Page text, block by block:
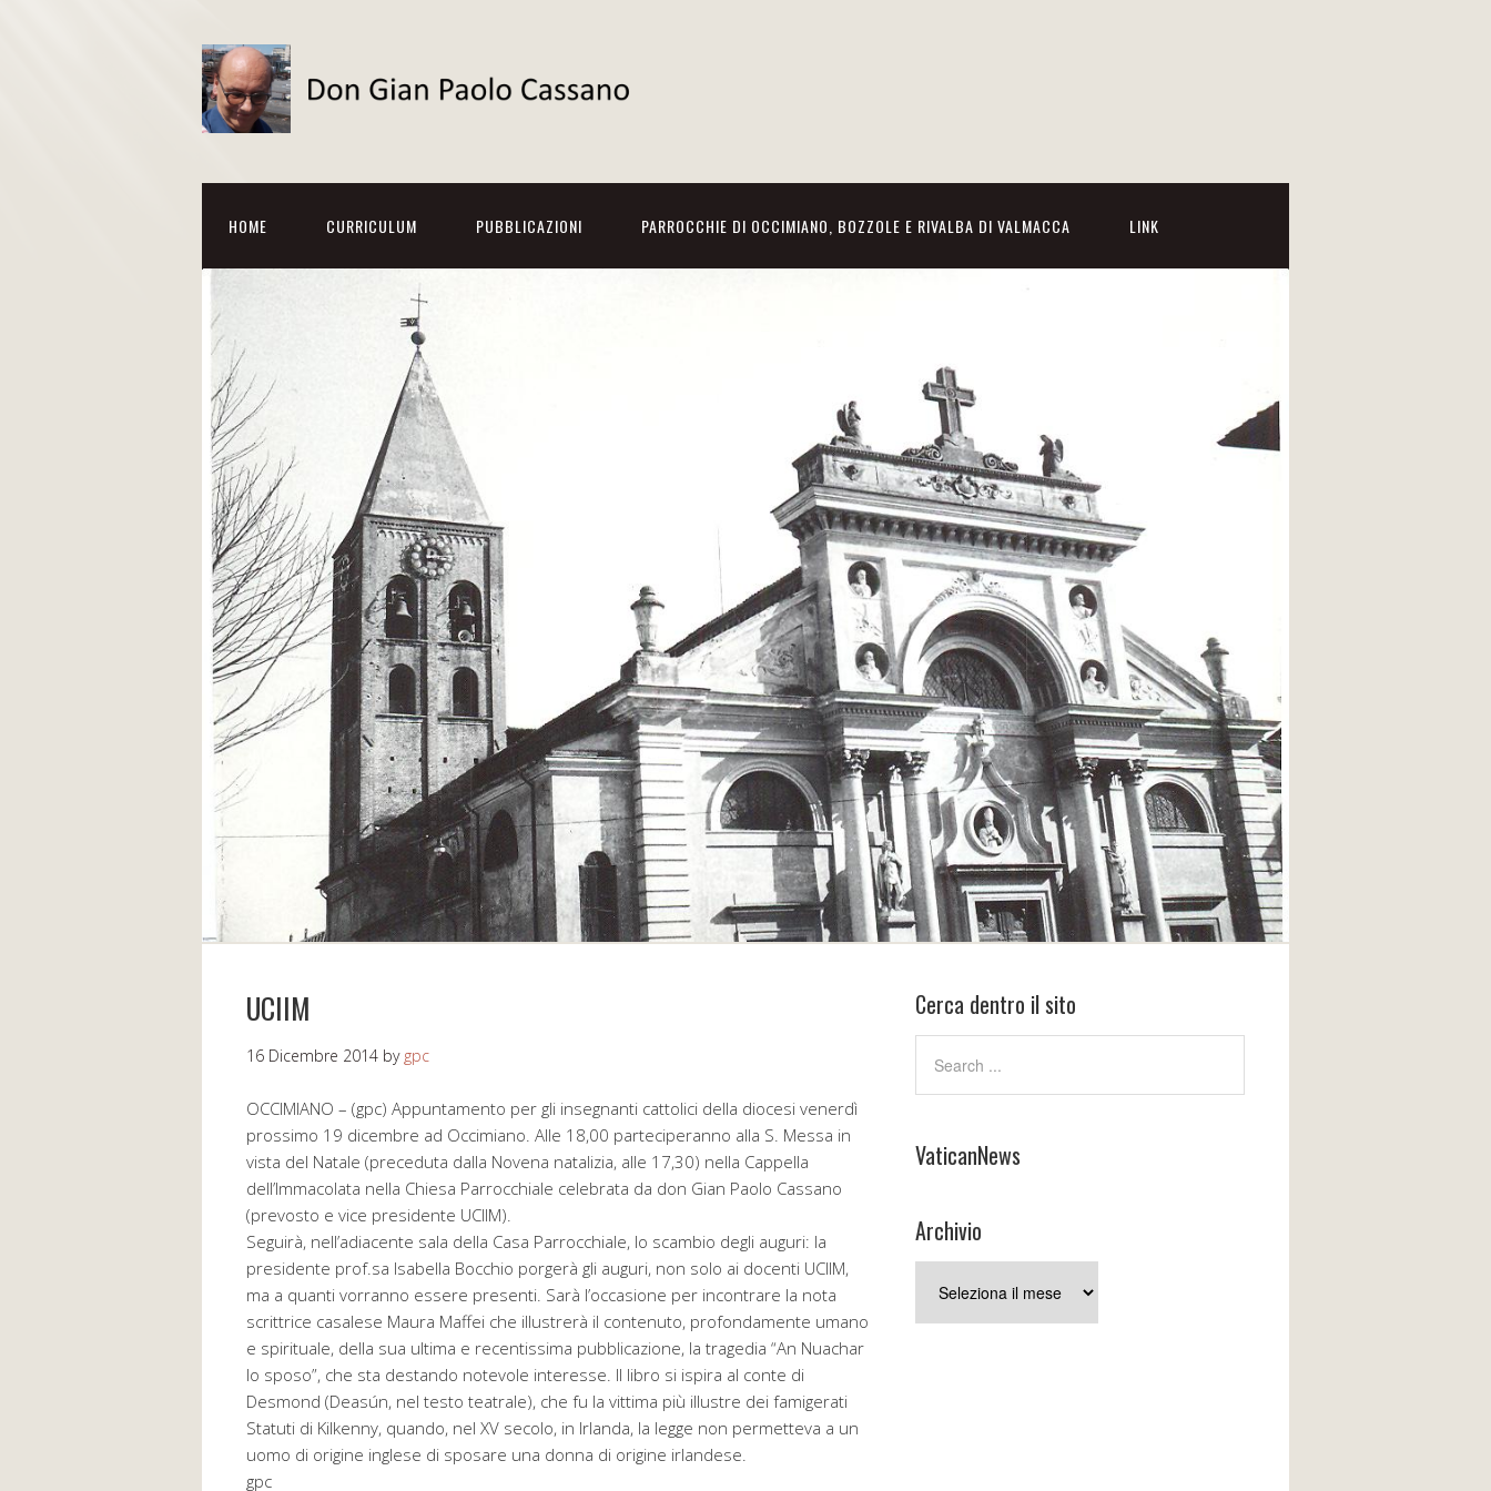
HOME CURRICULUM PUBBLICAZIONI PARROCCHIE DI OCCIMIANO, BOZZOLE E RIVALBA DI VALMACCA LINK
UCIIM
16 Dicembre 2014 by gpc
OCCIMIANO – (gpc) Appuntamento per gli insegnanti cattolici della diocesi venerdì
prossimo 19 dicembre ad Occimiano. Alle 18,00 parteciperanno alla S. Messa in
vista del Natale (preceduta dalla Novena natalizia, alle 17,30) nella Cappella
dell’Immacolata nella Chiesa Parrocchiale celebrata da don Gian Paolo Cassano
(prevosto e vice presidente UCIIM).
Seguirà, nell’adiacente sala della Casa Parrocchiale, lo scambio degli auguri: la
presidente prof.sa Isabella Bocchio porgerà gli auguri, non solo ai docenti UCIIM,
ma a quanti vorranno essere presenti. Sarà l’occasione per incontrare la nota
scrittrice casalese Maura Maffei che illustrerà il contenuto, profondamente umano
e spirituale, della sua ultima e recentissima pubblicazione, la tragedia “An Nuachar
lo sposo”, che sta destando notevole interesse. Il libro si ispira al conte di
Desmond (Deasún, nel testo teatrale), che fu la vittima più illustre dei famigerati
Statuti di Kilkenny, quando, nel XV secolo, in Irlanda, la legge non permetteva a un
uomo di origine inglese di sposare una donna di origine irlandese.
gpc
Cerca dentro il sito
VaticanNews
Archivio